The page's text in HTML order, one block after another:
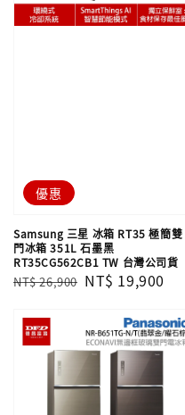
優惠
Samsung 三星 冰箱 RT35 極簡雙
門冰箱 351L 石墨黑
RT35CG562CB1 TW 台灣公司貨
Regular
NT$ 26,900 Sale
NT$ 19,900